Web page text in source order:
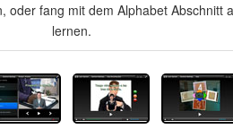
oder fang mit dem Alphabet Abschnitt
lernen.